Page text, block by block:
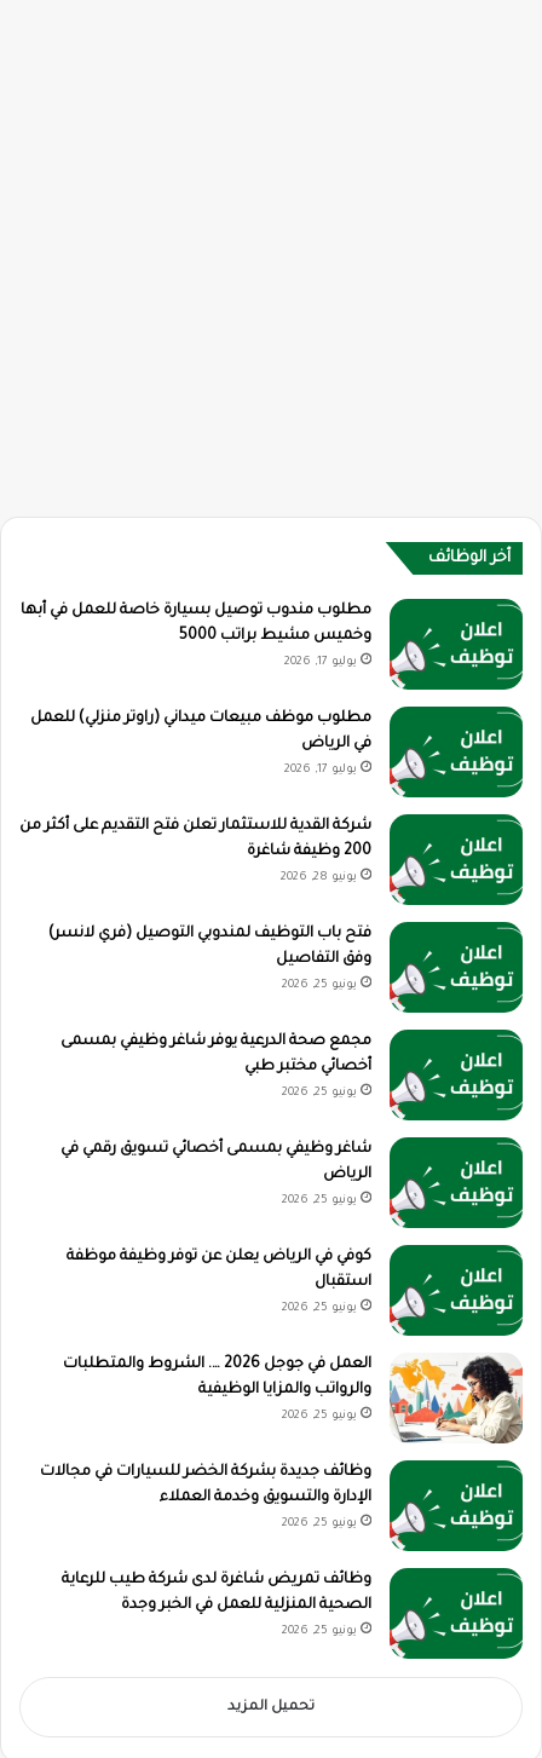
أخر الوظائف
مطلوب مندوب توصيل بسيارة خاصة للعمل في أبها
وخميس مشيط براتب 5000
يوليو 17, 2026
مطلوب موظف مبيعات ميداني (راوتر منزلي) للعمل
في الرياض
يوليو 17, 2026
شركة القدية للاستثمار تعلن فتح التقديم على أكثر من
200 وظيفة شاغرة
يونيو 28, 2026
فتح باب التوظيف لمندوبي التوصيل (فري لانسر)
وفق التفاصيل
يونيو 25, 2026
مجمع صحة الدرعية يوفر شاغر وظيفي بمسمى
أخصائي مختبر طبي
يونيو 25, 2026
شاغر وظيفي بمسمى أخصائي تسويق رقمي في
الرياض
يونيو 25, 2026
كوفي في الرياض يعلن عن توفر وظيفة موظفة
استقبال
يونيو 25, 2026
العمل في جوجل 2026 …. الشروط والمتطلبات
والرواتب والمزايا الوظيفية
يونيو 25, 2026
وظائف جديدة بشركة الخضر للسيارات في مجالات
الإدارة والتسويق وخدمة العملاء
يونيو 25, 2026
وظائف تمريض شاغرة لدى شركة طيب للرعاية
الصحية المنزلية للعمل في الخبر وجدة
يونيو 25, 2026
تحميل المزيد